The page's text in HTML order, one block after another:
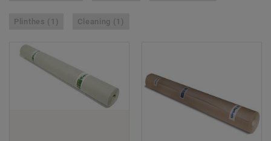
Plinthes (1) Cleaning (1)